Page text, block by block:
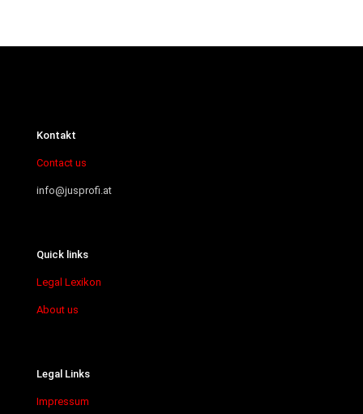
Kontakt
Contact us
info@jusprofi.at
Quick links
Legal Lexikon
About us
Legal Links
Impressum